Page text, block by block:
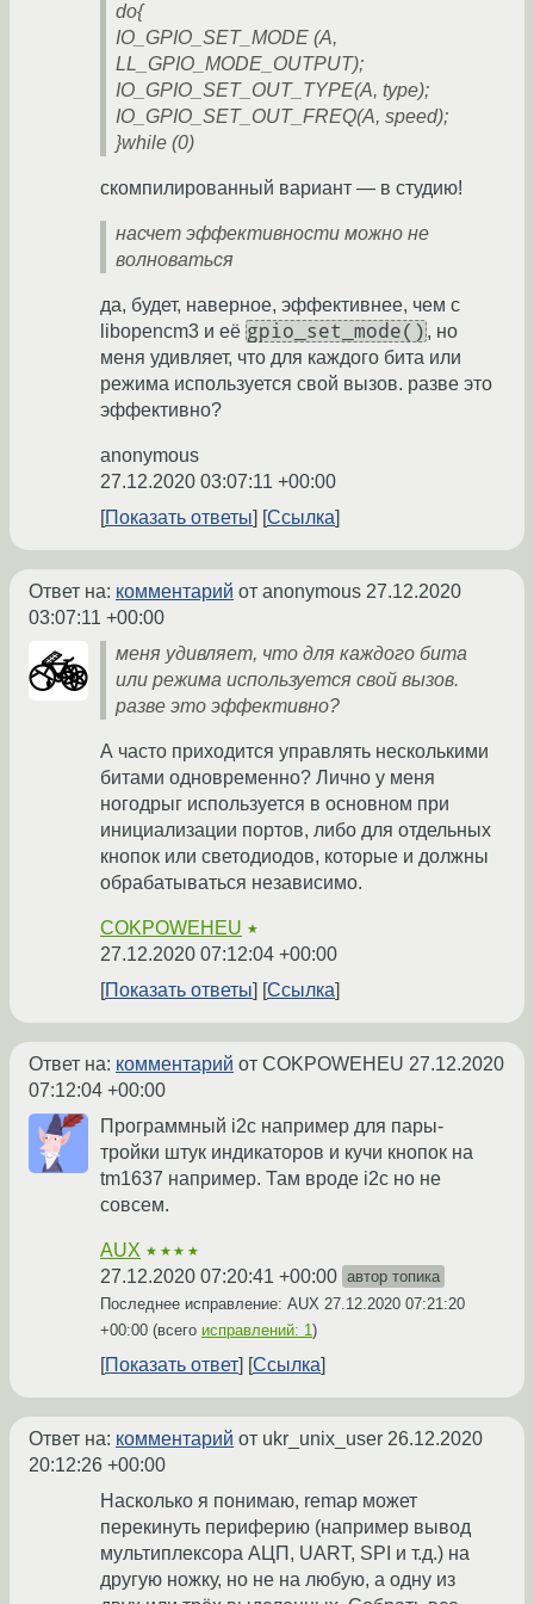
do{
IO_GPIO_SET_MODE (A,
LL_GPIO_MODE_OUTPUT);
IO_GPIO_SET_OUT_TYPE(A, type);
IO_GPIO_SET_OUT_FREQ(A, speed);
}while (0)
скомпилированный вариант — в студию!
насчет эффективности можно не
волноваться
да, будет, наверное, эффективнее, чем с
libopencm3 и её gpio_set_mode() , но
меня удивляет, что для каждого бита или
режима используется свой вызов. разве это
эффективно?
anonymous
27.12.2020 03:07:11 +00:00
Показать ответы
Ссылка
Ответ на: комментарий от anonymous 27.12.2020
03:07:11 +00:00
меня удивляет, что для каждого бита
или режима используется свой вызов.
разве это эффективно?
А часто приходится управлять несколькими
битами одновременно? Лично у меня
ногодрыг используется в основном при
инициализации портов, либо для отдельных
кнопок или светодиодов, которые и должны
обрабатываться независимо.
COKPOWEHEU ★
27.12.2020 07:12:04 +00:00
Показать ответы
Ссылка
Ответ на: комментарий от COKPOWEHEU 27.12.2020
07:12:04 +00:00
Программный i2c например для пары-
тройки штук индикаторов и кучи кнопок на
tm1637 например. Там вроде i2c но не
совсем.
AUX ★★★★
27.12.2020 07:20:41 +00:00 автор топика
Последнее исправление: AUX 27.12.2020 07:21:20
+00:00 (всего исправлений: 1)
Показать ответ Ссылка
Ответ на: комментарий от ukr_unix_user 26.12.2020
20:12:26 +00:00
Насколько я понимаю, remap может
перекинуть периферию (например вывод
мультиплексора АЦП, UART, SPI и т.д.) на
другую ножку, но не на любую, а одну из